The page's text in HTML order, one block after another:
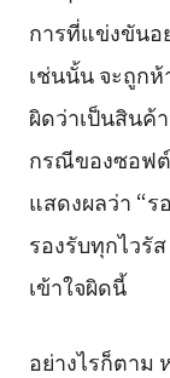
การที่แข่งขันอ
เช่นนั้น จะถูก
ผิดว่าเป็นสินค้
กรณีของซอฟต์
แสดงผลว่า “ร
รองรับทุกไวรั
เข้าใจผิดนี้
อย่างไรก็ตาม